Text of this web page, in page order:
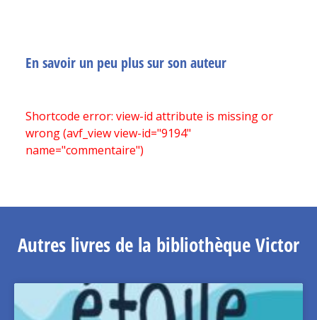
En savoir un peu plus sur son auteur
Shortcode error: view-id attribute is missing or
wrong (avf_view view-id="9194"
name="commentaire")
Autres livres de la bibliothèque Victor